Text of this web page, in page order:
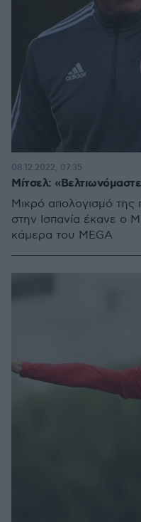
Μίτσελ:
Mικρό απολογισμό της
στην Ισπανία έκανε ο
κάμερα του MEGA
08.12.2022, 07:35